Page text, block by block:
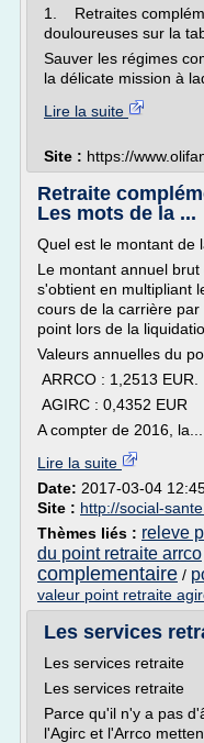
1. Retraites
douloureuses sur la
Sauver les régimes
la délicate mission à
Lire la suite
Site : https://
Retraite
Les mots de la ...
Quel est le montant de
Le montant annuel
s'obtient en multipliant
cours de la carrière
point lors de la
Valeurs annuelles du
ARRCO : 1,2513 EUR.
AGIRC : 0,4352 EUR
A compter de 2016, la...
Lire la suite
Date: 2017-03-04
Site : http://social-
Thèmes liés : releve
du point retraite arrco
complementaire /
valeur point retraite
Les services
Les services retraite
Les services retraite
Parce qu'il n'y a pas
l'Agirc et l'Arrco